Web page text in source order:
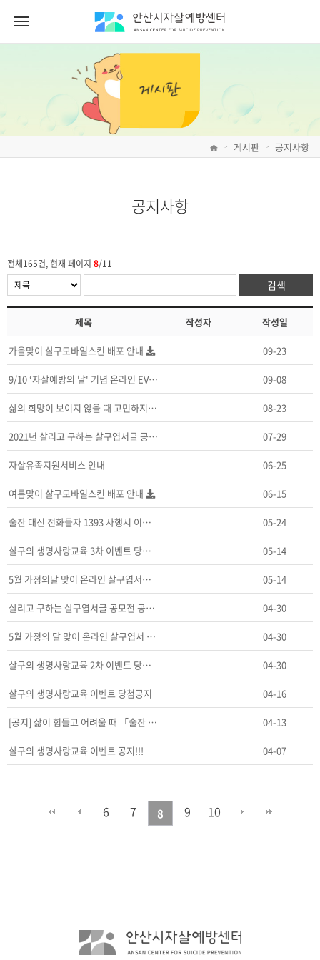
> 게시판 > 공지사항
공지사항
전체165건, 현재 페이지 8/11
제목 작성자 작성일
가을맞이 살구모바일스킨 배포 안내 09-23
9/10 ‘자살예방의 날' 기념 온라인 EVENT 공지… 09-08
삶의 희망이 보이지 않을 때 고민하지 말고 연락주세요! 08-23
2021년 살리고 구하는 살구엽서글 공모전 수상자 명단… 07-29
자살유족지원서비스 안내 06-25
여름맞이 살구모바일스킨 배포 안내 06-15
술잔 대신 전화들자 1393 사행시 이벤트 당첨자 발표… 05-24
살구의 생명사랑교육 3차 이벤트 당첨 공지 05-14
5월 가정의달 맞이 온라인 살구엽서보내기 이벤트 당첨공… 05-14
살리고 구하는 살구엽서글 공모전 공지 04-30
5월 가정의 달 맞이 온라인 살구엽서 보내기 EVENT 04-30
살구의 생명사랑교육 2차 이벤트 당첨 공지 04-30
살구의 생명사랑교육 이벤트 당첨공지 04-16
[공지] 삶이 힘들고 어려울 때 「술잔 대신 전화 들자… 04-13
살구의 생명사랑교육 이벤트 공지!!! 04-07
6 7 8 9 10